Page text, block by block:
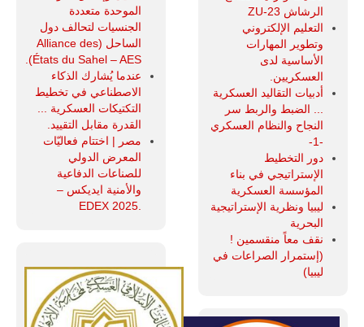
الرشاش ZU-23
التعليم الإلكتروني
وتطوير المهارات
الأساسية لدى
العسكريين.
أدبيات التقاليد العسكرية
... الضبط والربط سر
النجاح والنظام العسكري
-1-
دور التخطيط
الإستراتيجي في بناء
المؤسسة العسكرية
ليبيا ونظرية الإستراتيجية
البحرية
نقف معاً منقسمين !
(إستمرار الصراعات في
ليبيا)
الموحدة متعددة
الجنسيات لتحالف دول
الساحل (Alliance des
États du Sahel – AES).
عندما يُشارك الذكاء
الاصطناعي في تخطيط
التكتيكات العسكرية ...
القدرة مقابل التقييد.
مصر | اختتام فعاليّات
المعرض الدولي
للصناعات الدفاعية
والأمنية ايديكس ‒